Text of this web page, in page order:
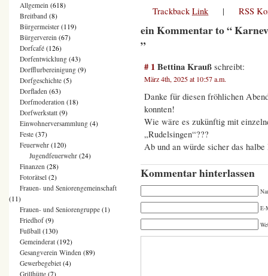
TrackbackLink | RSS
ein Kommentar to “
”
# 1Bettina Krauß schreibt:
März 4th, 2025 at 10:57 a.m.
Danke für diesen fröhlichen
konnten!
Wie wäre es zukünftig mit
„Rudelsingen“???
Ab und an würde sicher das
Kommentar hinterlassen
E-
Allgemein (618)
Breitband (8)
Bürgermeister (119)
Bürgerverein (67)
Dorfcafé (126)
Dorfentwicklung (43)
Dorfflurbereinigung (9)
Dorfgeschichte (5)
Dorfladen (63)
Dorfmoderation (18)
Dorfwerkstatt (9)
Einwohnerversammlung (4)
Feste (37)
Feuerwehr (120)
Jugendfeuerwehr (24)
Finanzen (28)
Fotorätsel (2)
Frauen- und Seniorengemeinschaft
(11)
Frauen- und Seniorengruppe (1)
Friedhof(9)
Fußball (130)
Gemeinderat (192)
Gesangverein Winden (89)
Gewerbegebiet (4)
Grillhütte (7)